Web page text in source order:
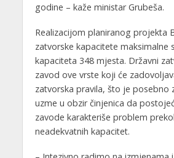
godine – kaže ministar Grubeša.
Realizacijom planiranog projekta
zatvorske kapacitete maksimalne
kapaciteta 348 mjesta. Državni
zavod ove vrste koji će
zatvorska pravila, što je posebno
uzme u obzir činjenica da
zavode karakteriše problem
neadekvatnih kapacitet.